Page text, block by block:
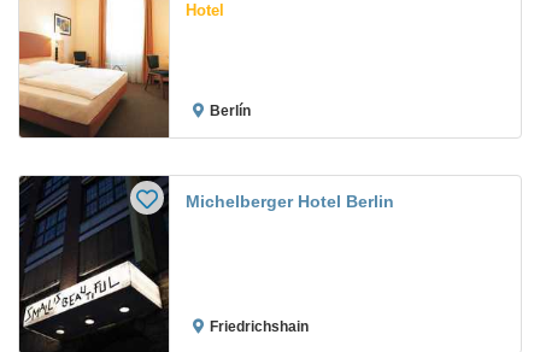
Hotel
Berlín
Michelberger Hotel Berlin
Friedrichshain